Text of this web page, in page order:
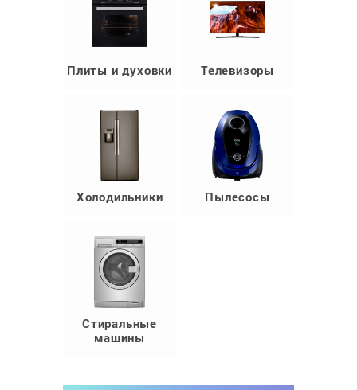
Плиты и духовки Телевизоры
Холодильники Пылесосы
Стиральные
машины